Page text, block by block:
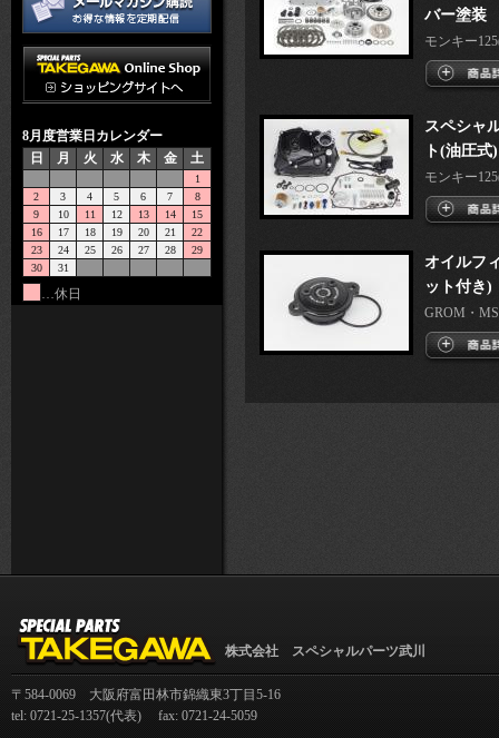
8月度営業日カレンダー
日
月 火 水 木 金 土
1
2
3 4 5 6 7
8
9
10 11 12 13 14
15
16
17 18 19 20 21
22
23
24 25 26 27 28
29
30
31
…休日
バー塗装
モンキー
スペシャ
ト(油圧式)
モンキー
オイルフ
ット付き)
GROM・
株式会社 スペシャルパーツ武川
〒584-0069 大阪府富田林市錦織東3丁目5-16
tel: 0721-25-1357(代表) fax: 0721-24-5059